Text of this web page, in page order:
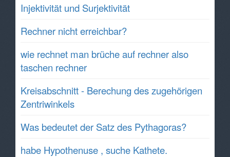
Injektivität und Surjektivität
Rechner nicht erreichbar?
wie rechnet man brüche auf rechner also
taschen rechner
Kreisabschnitt - Berechung des zugehörigen
Zentriwinkels
Was bedeutet der Satz des Pythagoras?
habe Hypothenuse , suche Kathete.